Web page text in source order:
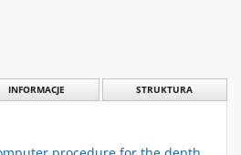
INFORMACJE STRUKTURA